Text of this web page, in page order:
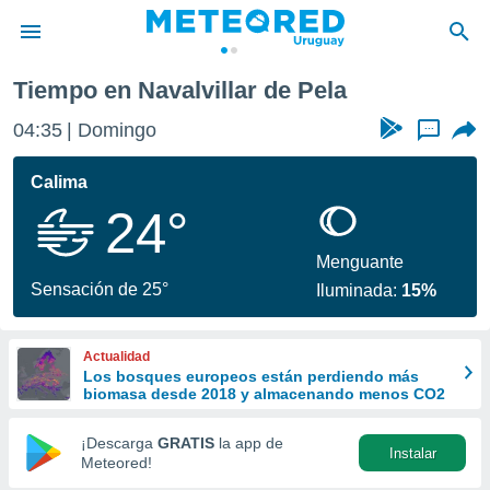
de
ha
calidad.
a este
las
y
forma
digital
basada
Tiempo en Navalvillar de Pela
04:35 Domingo ...
Calima
24°
Sensación de 25°
Menguante
Iluminada: 15%
Actualidad
Los bosques europeos están perdiendo más
biomasa desde 2018 y almacenando menos CO2
¡Descarga GRATIS la app de
Meteored!
Instalar